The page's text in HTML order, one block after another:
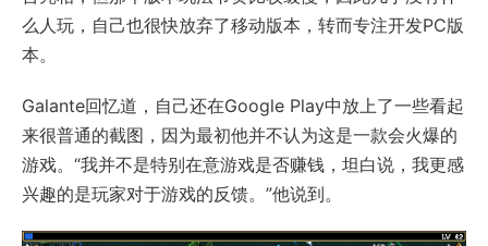
么人玩，自己也很快放弃了移动版本，转而专注开发PC版
本。
Galante回忆道，自己还在Google Play中放上了一些看起
来很普通的截图，因为最初他并不认为这是一款会火爆的
游戏。“我并不是特别在意游戏是否赚钱，坦白说，我更感
兴趣的是玩家对于游戏的反馈。”他说到。